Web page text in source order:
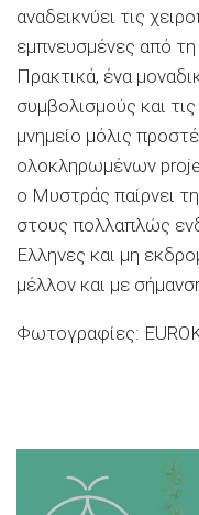
αναδεικνύει τις
εμπνευσμένες από τη
Πρακτικά, ένα
συμβολισμούς και
μνημείο μόλις
ολοκληρωμένων
ο Μυστράς παίρνει
στους πολλαπλώς
Ελληνες και μη
μέλλον και με
Φωτογραφίες: